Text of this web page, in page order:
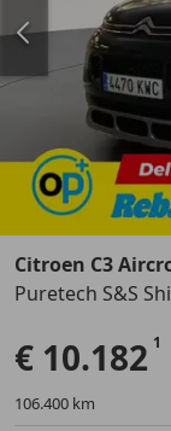
Anterior
Citroen C3
Puretech S&S
€ 10.182
106.400 km